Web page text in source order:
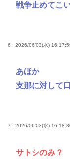
戦争止めてこ
6 : 2026/06/03(水)
あほか
支那に対して
7 : 2026/06/03(水)
サトシのみ？